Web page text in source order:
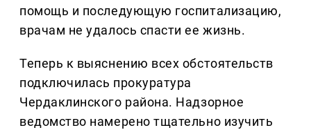
помощь и последующую госпитализацию,
врачам не удалось спасти ее жизнь.
Теперь к выяснению всех обстоятельств
подключилась прокуратура
Чердаклинского района. Надзорное
ведомство намерено тщательно изучить